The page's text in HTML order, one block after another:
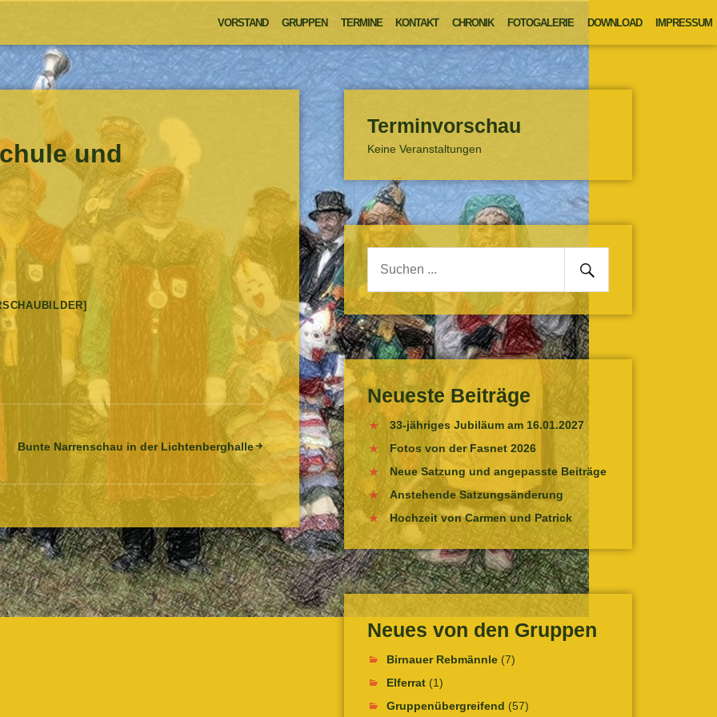
VORSTAND GRUPPEN TERMINE KONTAKT CHRONIK FOTOGALERIE DOWNLOAD IMPRESSUM
und
Bunte Narrenschau in der Lichtenberghalle
Terminvorschau
Keine Veranstaltungen
Suche
Senden
Neueste Beiträge
33-jähriges Jubiläum am 16.01.2027
Fotos von der Fasnet 2026
Neue Satzung und angepasste Beiträge
Anstehende Satzungsänderung
Hochzeit von Carmen und Patrick
Neues von den Gruppen
Birnauer Rebmännle(7)
Elferrat(1)
Gruppenübergreifend (57)